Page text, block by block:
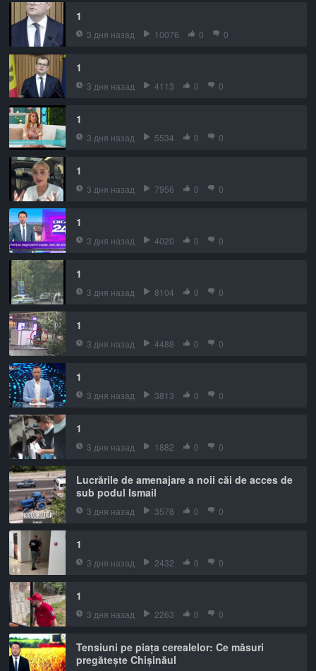
1
3 дня назад 10076 0 0
1
3 дня назад 4113 0 0
1
3 дня назад 5534 0 0
1
3 дня назад 7956 0 0
1
3 дня назад 4020 0 0
1
3 дня назад 8104 0 0
1
3 дня назад 4488 0 0
1
3 дня назад 3813 0 0
1
3 дня назад 1882 0 0
Lucrările de amenajare a noii căi de acces de
sub podul Ismail
3 дня назад 3578 0 0
1
3 дня назад 2432 0 0
1
3 дня назад 2263 0 0
Tensiuni pe piața cerealelor: Ce măsuri
pregătește Chișinăul